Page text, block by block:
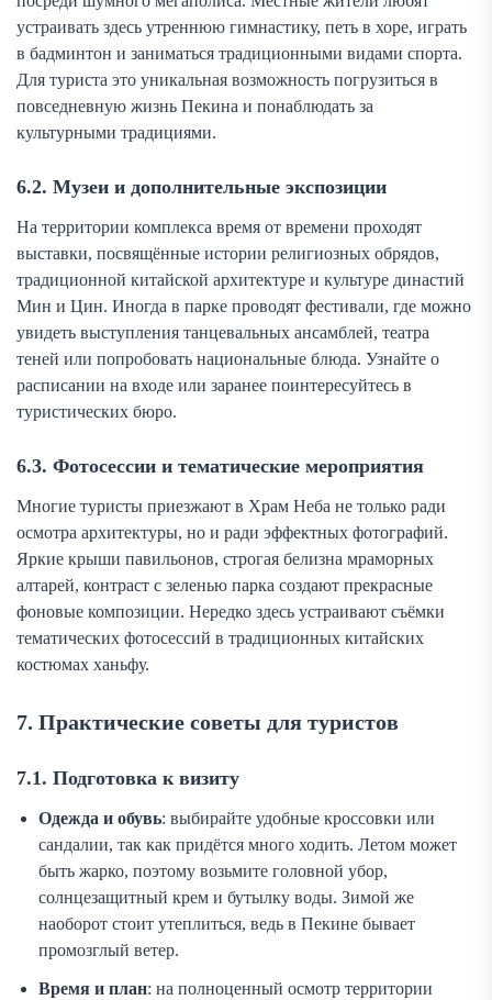
устраивать здесь утреннюю гимнастику, петь в хоре, играть
в бадминтон и заниматься традиционными видами спорта.
Для туриста это уникальная возможность погрузиться в
повседневную жизнь Пекина и понаблюдать за
культурными традициями.
6.2. Музеи и дополнительные экспозиции
На территории комплекса время от времени проходят
выставки, посвящённые истории религиозных обрядов,
традиционной китайской архитектуре и культуре династий
Мин и Цин. Иногда в парке проводят фестивали, где можно
увидеть выступления танцевальных ансамблей, театра
теней или попробовать национальные блюда. Узнайте о
расписании на входе или заранее поинтересуйтесь в
туристических бюро.
6.3. Фотосессии и тематические мероприятия
Многие туристы приезжают в Храм Неба не только ради
осмотра архитектуры, но и ради эффектных фотографий.
Яркие крыши павильонов, строгая белизна мраморных
алтарей, контраст с зеленью парка создают прекрасные
фоновые композиции. Нередко здесь устраивают съёмки
тематических фотосессий в традиционных китайских
костюмах ханьфу.
7. Практические советы для туристов
7.1. Подготовка к визиту
Одежда и обувь: выбирайте удобные кроссовки или
сандалии, так как придётся много ходить. Летом может
быть жарко, поэтому возьмите головной убор,
солнцезащитный крем и бутылку воды. Зимой же
наоборот стоит утеплиться, ведь в Пекине бывает
промозглый ветер.
Время и план: на полноценный осмотр территории